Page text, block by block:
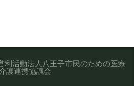
利活動法人八王子市民のための医療
護連携協議会